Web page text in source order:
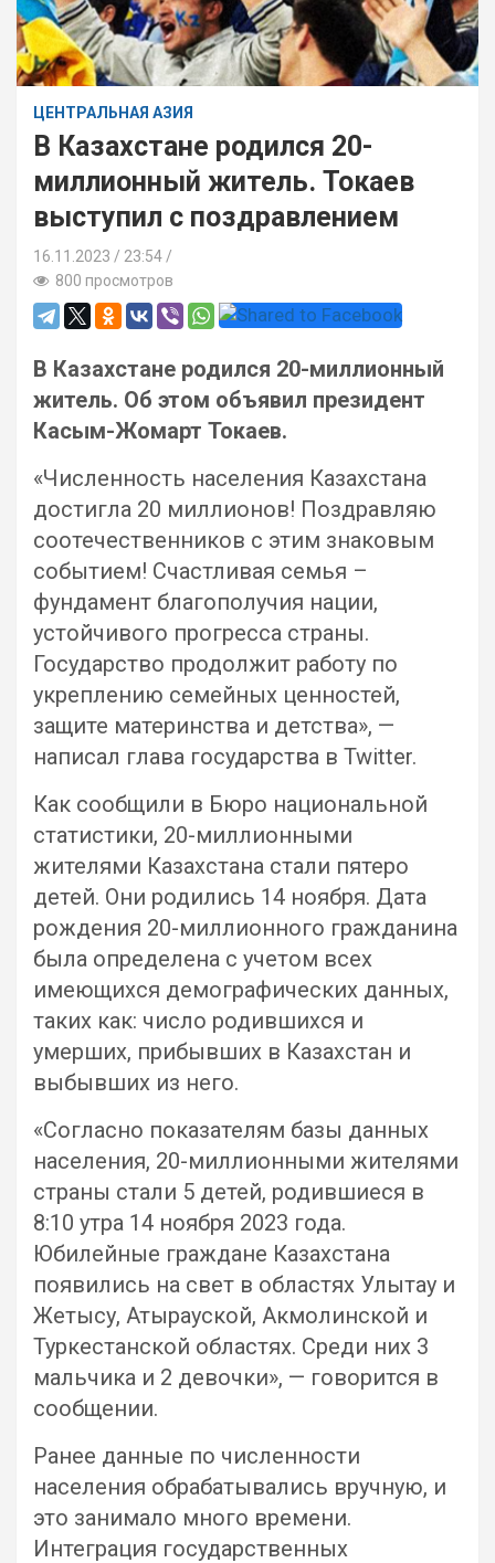
ЦЕНТРАЛЬНАЯ АЗИЯ
В Казахстане родился 20-
миллионный житель. Токаев
выступил с поздравлением
16.11.2023
23:54 /
800 просмотров
В Казахстане родился 20-миллионный
житель. Об этом объявил президент
Касым-Жомарт Токаев.
«Численность населения Казахстана
достигла 20 миллионов! Поздравляю
соотечественников с этим знаковым
событием! Счастливая семья –
фундамент благополучия нации,
устойчивого прогресса страны.
Государство продолжит работу по
укреплению семейных ценностей,
защите материнства и детства», —
написал глава государства в Twitter.
Как сообщили в Бюро национальной
статистики, 20-миллионными
жителями Казахстана стали пятеро
детей. Они родились 14 ноября. Дата
рождения 20-миллионного гражданина
была определена с учетом всех
имеющихся демографических данных,
таких как: число родившихся и
умерших, прибывших в Казахстан и
выбывших из него.
«Согласно показателям базы данных
населения, 20-миллионными жителями
страны стали 5 детей, родившиеся в
8:10 утра 14 ноября 2023 года.
Юбилейные граждане Казахстана
появились на свет в областях Улытау и
Жетысу, Атырауской, Акмолинской и
Туркестанской областях. Среди них 3
мальчика и 2 девочки», — говорится в
сообщении.
Ранее данные по численности
населения обрабатывались вручную, и
это занимало много времени.
Интеграция государственных